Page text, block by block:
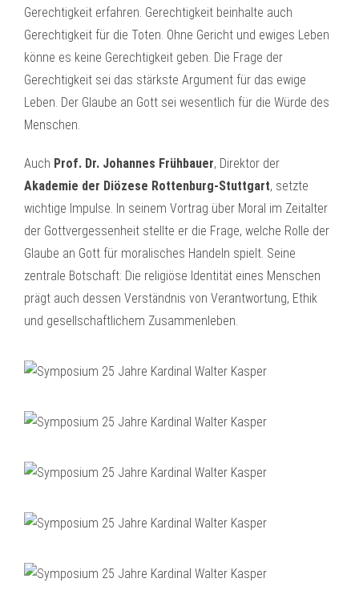
Gerechtigkeit erfahren. Gerechtigkeit beinhalte auch
Gerechtigkeit für die Toten. Ohne Gericht und ewiges Leben
könne es keine Gerechtigkeit geben. Die Frage der
Gerechtigkeit sei das stärkste Argument für das ewige
Leben. Der Glaube an Gott sei wesentlich für die Würde des
Menschen.
Auch Prof. Dr. Johannes Frühbauer, Direktor der
Akademie der Diözese Rottenburg-Stuttgart, setzte
wichtige Impulse. In seinem Vortrag über Moral im Zeitalter
der Gottvergessenheit stellte er die Frage, welche Rolle der
Glaube an Gott für moralisches Handeln spielt. Seine
zentrale Botschaft: Die religiöse Identität eines Menschen
prägt auch dessen Verständnis von Verantwortung, Ethik
und gesellschaftlichem Zusammenleben.